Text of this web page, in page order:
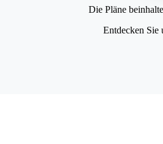
Die Pläne
Entdecken Sie